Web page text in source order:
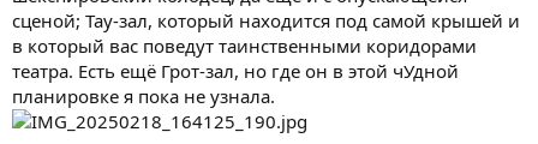
сценой; Тау-зал, который находится под самой крышей и
в который вас поведут таинственными коридорами
театра. Есть ещё Грот-зал, но где он в этой чУдной
планировке я пока не узнала.